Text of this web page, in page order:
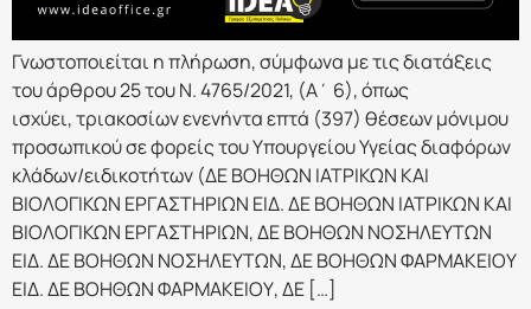
Γνωστοποιείται η πλήρωση, σύμφωνα με τις διατάξεις
του άρθρου 25 του Ν. 4765/2021, (Α΄ 6), όπως
ισχύει, τριακοσίων ενενήντα επτά (397) θέσεων μόνιμου
προσωπικού σε φορείς του Υπουργείου Υγείας διαφόρων
κλάδων/ειδικοτήτων (ΔΕ ΒΟΗΘΩΝ ΙΑΤΡΙΚΩΝ ΚΑΙ
ΒΙΟΛΟΓΙΚΩΝ ΕΡΓΑΣΤΗΡΙΩΝ ΕΙΔ. ΔΕ ΒΟΗΘΩΝ ΙΑΤΡΙΚΩΝ ΚΑΙ
ΒΙΟΛΟΓΙΚΩΝ ΕΡΓΑΣΤΗΡΙΩΝ, ΔΕ ΒΟΗΘΩΝ ΝΟΣΗΛΕΥΤΩΝ
ΕΙΔ. ΔΕ ΒΟΗΘΩΝ ΝΟΣΗΛΕΥΤΩΝ, ΔΕ ΒΟΗΘΩΝ ΦΑΡΜΑΚΕΙΟΥ
ΕΙΔ. ΔΕ ΒΟΗΘΩΝ ΦΑΡΜΑΚΕΙΟΥ, ΔΕ […]